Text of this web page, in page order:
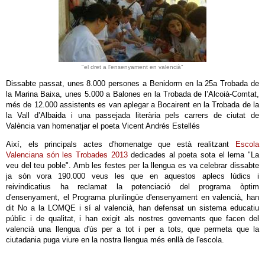
"el dret a l'ensenyament en valencià"
Dissabte passat, unes 8.000 persones a Benidorm en la 25a Trobada de
la Marina Baixa, unes 5.000 a Balones en la Trobada de l’Alcoià-Comtat,
més de 12.000 assistents es van aplegar a Bocairent en la Trobada de la
la Vall d’Albaida i una passejada literària pels carrers de ciutat de
València van homenatjar el poeta Vicent Andrés Estellés
Així, els principals actes d'homenatge que està realitzant
Escola
Valenciana són les Trobades 2013dedicades al poeta sota el lema "La
veu del teu poble". Amb les festes per la llengua es va celebrar dissabte
ja són vora 190.000 veus les que en aquestos aplecs lúdics i
reivindicatius ha reclamat la potenciació del programa òptim
d'ensenyament, el Programa plurilingüe d'ensenyament en valencià, han
dit No a la LOMQE i sí al valencià, han defensat un sistema educatiu
públic i de qualitat, i han exigit als nostres governants que facen del
valencià una llengua d'ús per a tot i per a tots, que permeta que la
ciutadania puga viure en la nostra llengua més enllà de l'escola.